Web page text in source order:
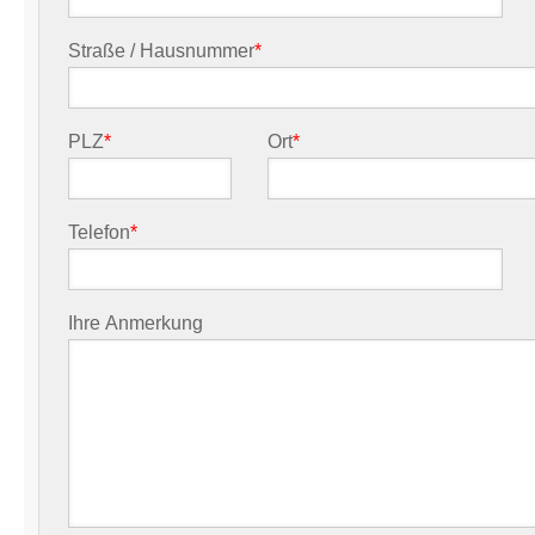
Straße / Hausnummer*
PLZ* Ort*
Telefon*
Ihre Anmerkung